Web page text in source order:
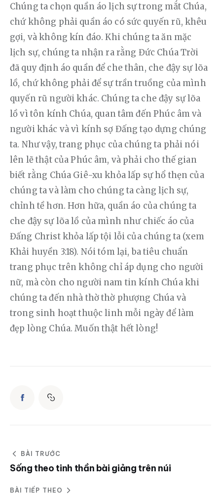
Chúng ta chọn quần áo lịch sự trong mắt Chúa,
chứ không phải quần áo có sức quyến rũ, khêu
gợi, và không kín đáo. Khi chúng ta ăn mặc
lịch sự, chúng ta nhận ra rằng Đức Chúa Trời
đã quy định áo quần để che thân, che đậy sự lõa
lồ, chứ không phải để sự trần truồng của mình
quyến rũ người khác. Chúng ta che đậy sự lõa
lồ vì tôn kính Chúa, quan tâm đến Phúc âm và
người khác và vì kính sợ Đấng tạo dựng chúng
ta. Như vậy, trang phục của chúng ta phải nói
lên lẽ thật của Phúc âm, và phải cho thế gian
biết rằng Chúa Giê-xu khỏa lấp sự hổ thẹn của
chúng ta và làm cho chúng ta càng lịch sự,
chỉnh tề hơn. Hơn hữa, quần áo của chúng ta
che đậy sự lõa lồ của mình như chiếc áo của
Đấng Christ khỏa lấp tội lỗi của chúng ta (xem
Khải huyền 3:18). Nói tóm lại, ba tiêu chuẩn
trang phục trên không chỉ áp dụng cho người
nữ, mà còn cho người nam tin kính Chúa khi
chúng ta đến nhà thờ thờ phượng Chúa và
trong sinh hoạt thuộc linh mỗi ngày để làm
đẹp lòng Chúa. Muốn thật hết lòng!
BÀI TRƯỚC
Sống theo tinh thần bài giảng trên núi
BÀI TIẾP THEO